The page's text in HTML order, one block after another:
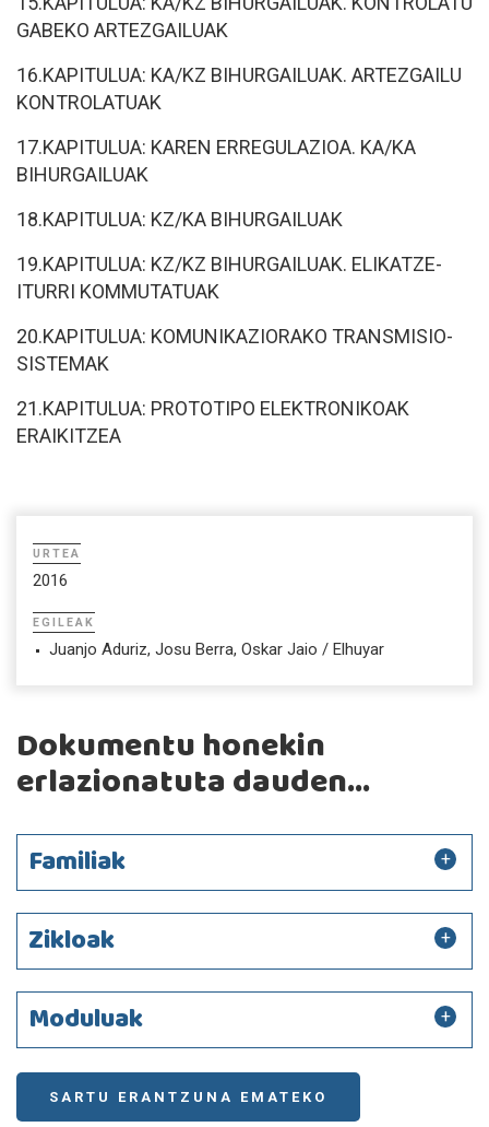
GABEKO ARTEZGAILUAK
16.KAPITULUA: KA/KZ BIHURGAILUAK. ARTEZGAILU
KONTROLATUAK
17.KAPITULUA: KAREN ERREGULAZIOA. KA/KA
BIHURGAILUAK
18.KAPITULUA: KZ/KA BIHURGAILUAK
19.KAPITULUA: KZ/KZ BIHURGAILUAK. ELIKATZE-
ITURRI KOMMUTATUAK
20.KAPITULUA: KOMUNIKAZIORAKO TRANSMISIO-
SISTEMAK
21.KAPITULUA: PROTOTIPO ELEKTRONIKOAK
ERAIKITZEA
URTEA
2016
EGILEAK
Juanjo Aduriz, Josu Berra, Oskar Jaio / Elhuyar
Dokumentu honekin
erlazionatuta dauden...
Familiak
Zikloak
Moduluak
SARTU ERANTZUNA EMATEKO